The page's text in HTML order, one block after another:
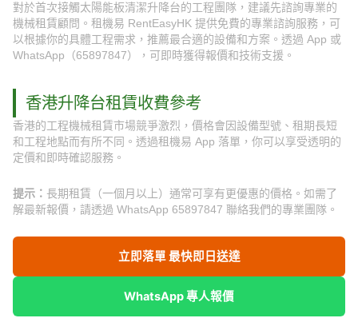
對於首次接觸太陽能板清潔升降台的工程團隊，建議先諮詢專業的
機械租賃顧問。租機易 RentEasyHK 提供免費的專業諮詢服務，可
以根據你的具體工程需求，推薦最合適的設備和方案。透過 App 或
WhatsApp（65897847），可即時獲得報價和技術支援。
香港升降台租賃收費參考
香港的工程機械租賃市場競爭激烈，價格會因設備型號、租期長短
和工程地點而有所不同。透過租機易 App 落單，你可以享受透明的
定價和即時確認服務。
提示： 長期租賃（一個月以上）通常可享有更優惠的價格。如需了
解最新報價，請透過 WhatsApp 65897847 聯絡我們的專業團隊。
立即落單 最快即日送達
WhatsApp 專人報價